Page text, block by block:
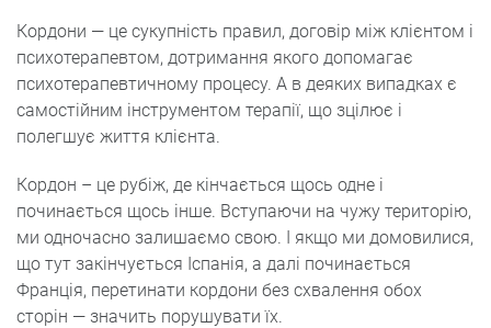
Кордони — це сукупність правил, договір між клієнтом і
психотерапевтом, дотримання якого допомагає
психотерапевтичному процесу. А в деяких випадках є
самостійним інструментом терапії, що зцілює і
полегшує життя клієнта.
Кордон – це рубіж, де кінчається щось одне і
починається щось інше. Вступаючи на чужу територію,
ми одночасно залишаємо свою. І якщо ми домовилися,
що тут закінчується Іспанія, а далі починається
Франція, перетинати кордони без схвалення обох
сторін — значить порушувати їх.